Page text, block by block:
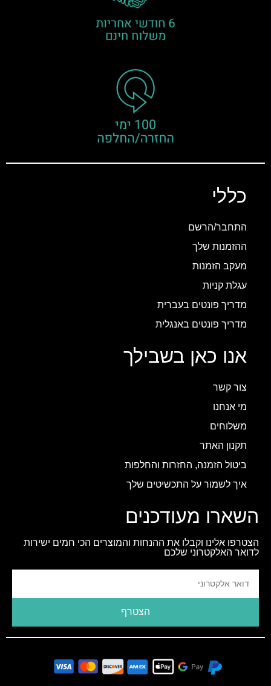
כללי
התחבר/הרשם
ההזמנות שלך
מעקב הזמנות
עגלת קניות
מדריך פונטים בעברית
מדריך פונטים באנגלית
אנו כאן בשבילך
צור קשר
מי אנחנו
משלוחים
תקנון האתר
ביטול הזמנה, החזרות והחלפות
איך לשמור על התכשיטים שלך
השארו מעודכנים
הצטרפו אלינו וקבלו את ההנחות והמוצרים הכי חמים ישירות
לדואר האלקטרוני שלכם
הצטרף